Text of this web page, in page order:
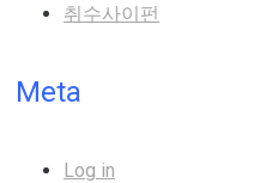
취수사이펀
Meta
Log in